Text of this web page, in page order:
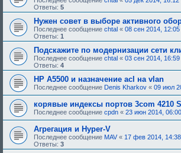
т
р
б
у
е
е
о
б
р
е
н
Ответы: 5
Нужен совет в выборе активного
Последнее сообщение chtal « 08 сен 2014, 12:05
Ответы: 1
Подскажите по модернизации сети
Последнее сообщение chtal « 03 сен 2014, 16:59
Ответы: 4
HP A5500 и назначение acl на vlan
Последнее сообщение Denis Kharkov « 09 июл
корявые индексы портов 3com 4210
Последнее сообщение cpdn « 23 июн 2014, 06:00
Агрегация и Hyper-V
Последнее сообщение MAV« 17 фев 2014, 14:38
Ответы: 3